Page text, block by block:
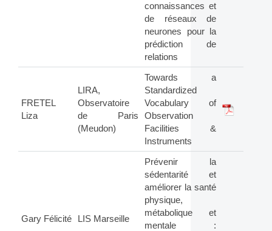
connaissances et
de réseaux de
neurones pour la
prédiction de
relations
FRETEL
Liza
LIRA,
Observatoire
de Paris
(Meudon)
Towards a
Standardized
Vocabulary of
Observation
Facilities &
Instruments
Gary Félicité LIS Marseille
Prévenir la
sédentarité et
améliorer la santé
physique,
métabolique et
mentale :